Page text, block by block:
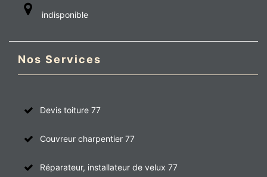
indisponible
Nos Services
Devis toiture 77
Couvreur charpentier 77
Réparateur, installateur de velux 77